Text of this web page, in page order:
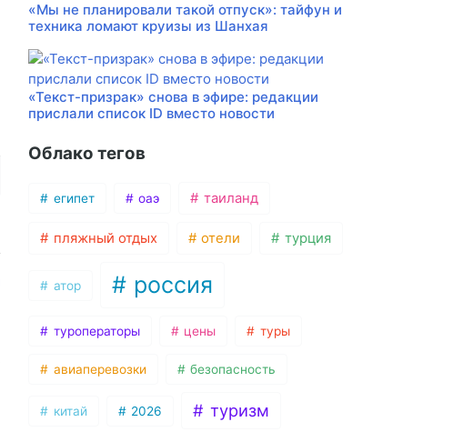
«Мы не планировали такой отпуск»: тайфун и
техника ломают круизы из Шанхая
«Текст-призрак» снова в эфире: редакции
прислали список ID вместо новости
Облако тегов
египет оаэ таиланд
пляжный отдых отели турция
атор россия
туроператоры цены туры
авиаперевозки безопасность
китай 2026 туризм